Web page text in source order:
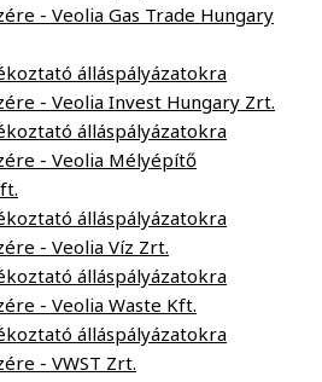
- Veolia Gas Trade Hungary
álláspályázatokra
- Veolia Invest Hungary Zrt.
álláspályázatokra
- Veolia Mélyépítő
álláspályázatokra
- Veolia Víz Zrt.
álláspályázatokra
- Veolia Waste Kft.
álláspályázatokra
- VWST Zrt.